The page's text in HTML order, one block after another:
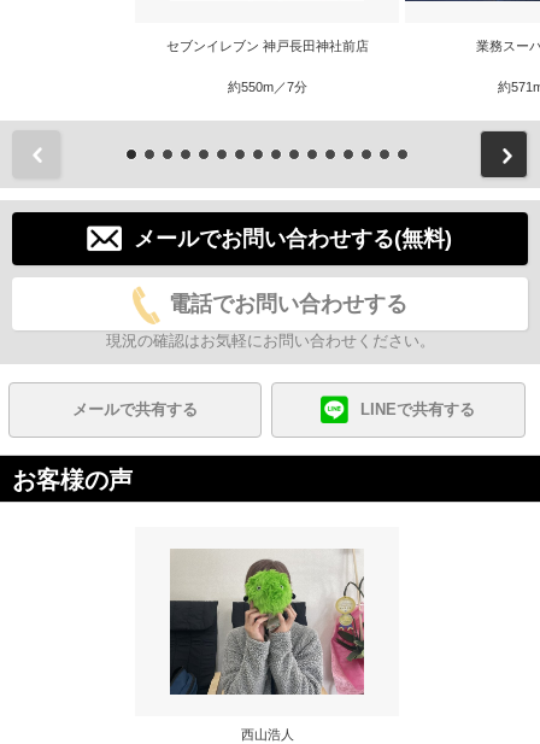
セブンイレブン 神戸長田神社前店
約550m／7分
業務スー
約
メールでお問い合わせする(無料)
電話でお問い合わせする
現況の確認はお気軽にお問い合わせください。
メールで共有する LINEで共有する
お客様の声
西山浩人